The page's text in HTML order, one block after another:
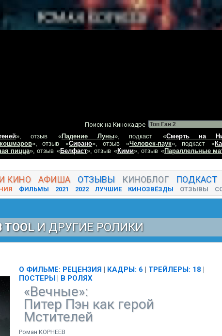
Поиск на Кинокадре
», отзыв «Падение Луны», подкаст «Смерть на
», отзыв «Сирано», отзыв «Человек-паук», подкаст «
пицца», отзыв «Белфаст», отзыв «Кими», отзыв «Параллельные
КИНО АФИША ОТЗЫВЫ КИНОБЛОГ ПОДКАСТ
ФИЛЬМЫ 2021 2022 ЛУЧШИЕ КИНОЗВЁЗДЫ ОТЗЫВЫ
TOOL И ДРУГИЕ РОЛИКИ
О ФИЛЬМЕ: РЕЦЕНЗИЯ | КАДРЫ: 6 | ТРЕЙЛЕРЫ: 18 |
ПОСТЕРЫ | В РОЛЯХ
«Вечные»:
Питер Пэн как герой
Мстителей
Роман КОРНЕЕВ